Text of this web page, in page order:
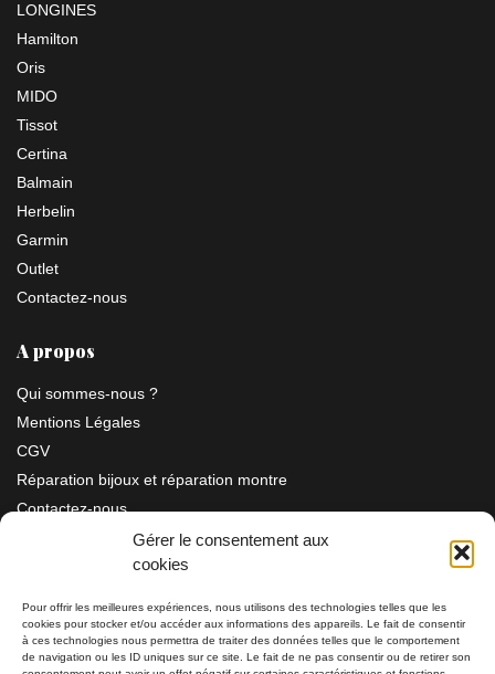
Gérer le consentement aux
cookies
Pour offrir les meilleures expériences, nous utilisons des technologies telles que les
cookies pour stocker et/ou accéder aux informations des appareils. Le fait de consentir
à ces technologies nous permettra de traiter des données telles que le comportement
de navigation ou les ID uniques sur ce site. Le fait de ne pas consentir ou de retirer son
LONGINES
Hamilton
Oris
MIDO
Tissot
Certina
Balmain
Herbelin
Garmin
Outlet
Contactez-nous
A propos
Qui sommes-nous ?
Mentions Légales
CGV
Réparation bijoux et réparation montre
Contactez-nous
Information
Bijouterie SIAUD11 rue Masséna 06000 NICE